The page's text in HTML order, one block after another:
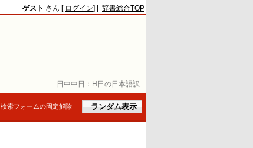
日中中日： H日の日本語訳
ゲスト さん [ ログイン] | 辞書総合TOP
検索フォームの固定解除